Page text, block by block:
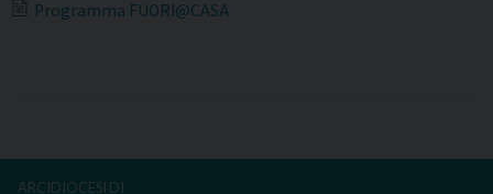
Programma FUORI@CASA
ARCIDIOCESI DI